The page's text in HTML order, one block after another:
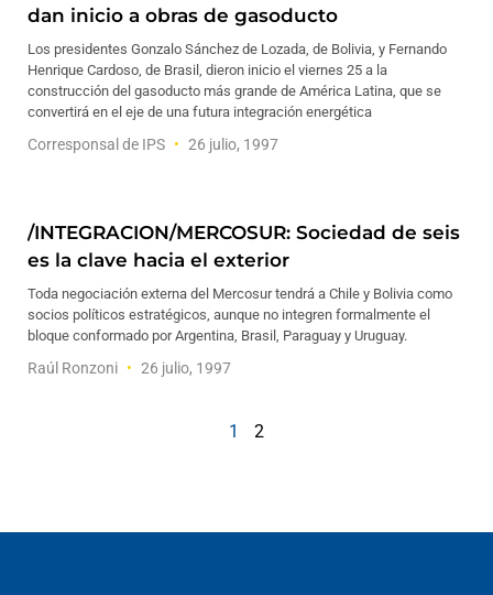
dan inicio a obras de gasoducto
Los presidentes Gonzalo Sánchez de Lozada, de Bolivia, y Fernando
Henrique Cardoso, de Brasil, dieron inicio el viernes 25 a la
construcción del gasoducto más grande de América Latina, que se
convertirá en el eje de una futura integración energética
Corresponsal de IPS 26 julio, 1997
/INTEGRACION/MERCOSUR: Sociedad de seis
es la clave hacia el exterior
Toda negociación externa del Mercosur tendrá a Chile y Bolivia como
socios políticos estratégicos, aunque no integren formalmente el
bloque conformado por Argentina, Brasil, Paraguay y Uruguay.
Raúl Ronzoni 26 julio, 1997
1 2